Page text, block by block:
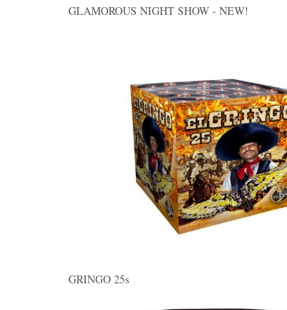
GLAMOROUS NIGHT SHOW - NEW!
GRINGO 25s